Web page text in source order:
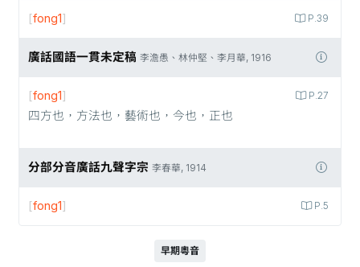
P.39
[fong1]
廣話國語一貫未定稿 李澹愚、林仲堅、李月華, 1916
P.27
[fong1]
四方也，方法也，藝術也，今也，正也
分部分音廣話九聲字宗 李春華, 1914
P.5
[fong1]
早期粵音